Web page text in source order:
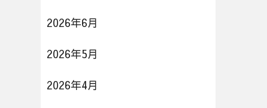
2026年6月
2026年5月
2026年4月